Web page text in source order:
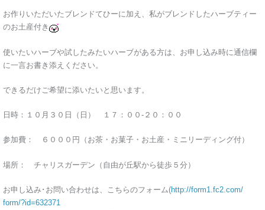
お作りいただいたブレンドてひーに加え、私がブレンドしたハーブティー
のお土産付き
使いたいハーブや試したみたいハーブがある方は、お申し込み時に通信欄
に一言お書き添えください。
できるだけご希望に添いたいと思います。
日時：１０月３０日（日） １７：００-２０：００
参加費： ６０００円（お茶・お菓子・お土産・ミニリーディング付）
場所： チャリスガーデン（自由が丘駅から徒歩５分）
お申し込み･お問い合わせは、こちらのフォーム(http://form1.fc2.com/
form/?id=632371